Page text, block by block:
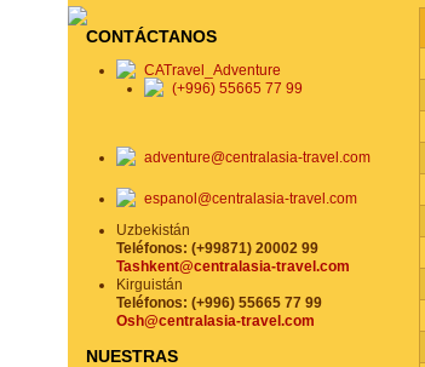
CONTÁCTANOS
CATravel_Adventure
(+996) 55665 77 99
adventure@centralasia-travel.com
espanol@centralasia-travel.com
Uzbekistán
Teléfonos: (+99871) 20002 99
Tashkent@centralasia-travel.com
Kirguistán
Teléfonos: (+996) 55665 77 99
Osh@centralasia-travel.com
NUESTRAS